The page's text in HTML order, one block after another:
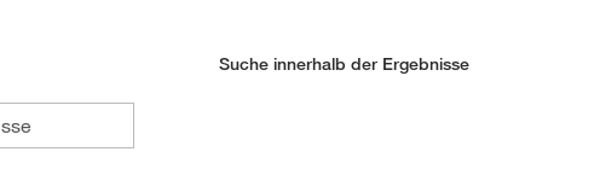
Suche innerhalb der Ergebnisse